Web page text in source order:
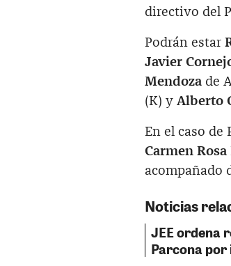
directivo del
Podrán estar
Javier
Mendoza de
(K) y Alberto
En el caso de
Carmen Rosa
acompañado
Noticias
JEE ordena
Parcona